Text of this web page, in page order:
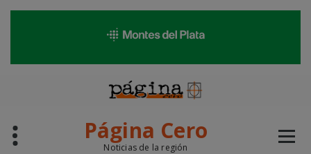
Página Cero
Noticias de la región